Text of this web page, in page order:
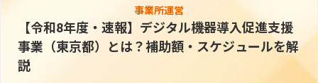
事業所運営
【令和8年度・速報】デジタル機器導入促進支援
事業（東京都）とは？補助額・スケジュールを解
説